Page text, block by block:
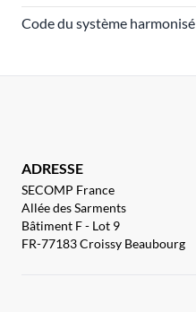
Code du système harmonisé
ADRESSE
SECOMP France
Allée des Sarments
Bâtiment F - Lot 9
FR-77183 Croissy Beaubourg